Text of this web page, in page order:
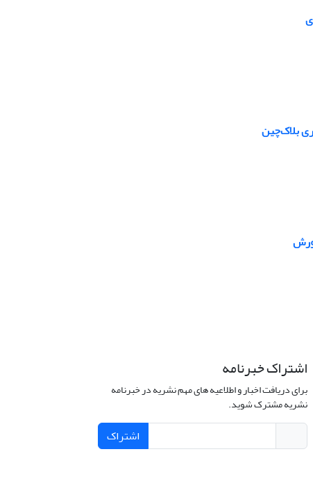
بلاک‌چین
اشتراک خبرنامه
برای دریافت اخبار و اطلاعیه های مهم نشریه در خبرنامه
نشریه مشترک شوید.
اشتراک